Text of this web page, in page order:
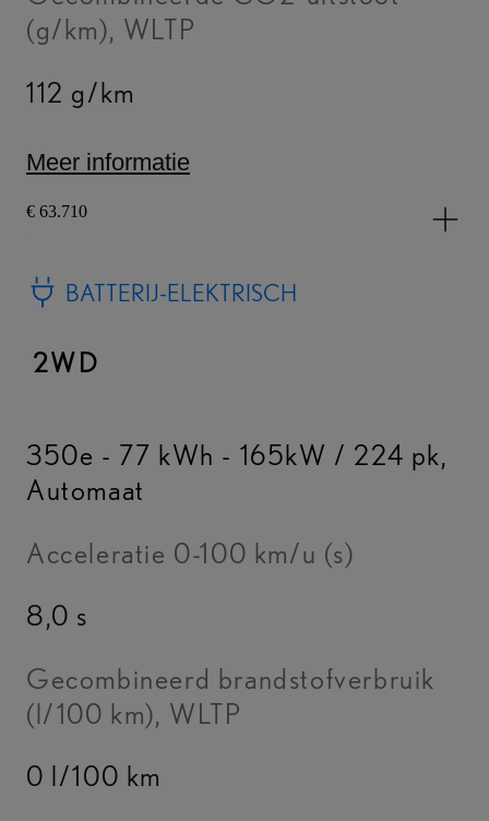
(g/km), WLTP
112 g/km
Meer informatie
€ 63.710
BATTERIJ-ELEKTRISCH
2WD
350e - 77 kWh - 165kW / 224 pk,
Automaat
Acceleratie 0-100 km/u (s)
8,0 s
Gecombineerd brandstofverbruik
(l/100 km), WLTP
0 l/100 km